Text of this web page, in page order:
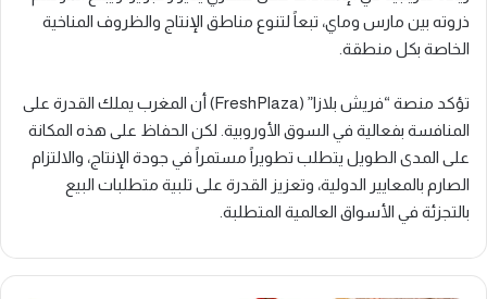
ذروته بين مارس وماي، تبعاً لتنوع مناطق الإنتاج والظروف المناخية
الخاصة بكل منطقة.
تؤكد منصة “فريش بلازا” (FreshPlaza) أن المغرب يملك القدرة على
المنافسة بفعالية في السوق الأوروبية. لكن الحفاظ على هذه المكانة
على المدى الطويل يتطلب تطويراً مستمراً في جودة الإنتاج، والالتزام
الصارم بالمعايير الدولية، وتعزيز القدرة على تلبية متطلبات البيع
بالتجزئة في الأسواق العالمية المتطلبة.